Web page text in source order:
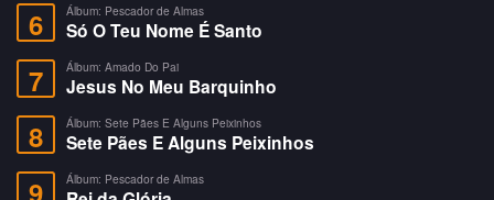
6 Álbum: Pescador de Almas
Só O Teu Nome É Santo
7 Álbum: Amado Do Pai
Jesus No Meu Barquinho
8 Álbum: Sete Pães E Alguns Peixinhos
Sete Pães E Alguns Peixinhos
9 Álbum: Pescador de Almas